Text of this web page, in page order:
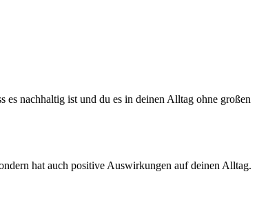
es nachhaltig ist und du es in deinen Alltag ohne großen
hat auch positive Auswirkungen auf deinen Alltag.